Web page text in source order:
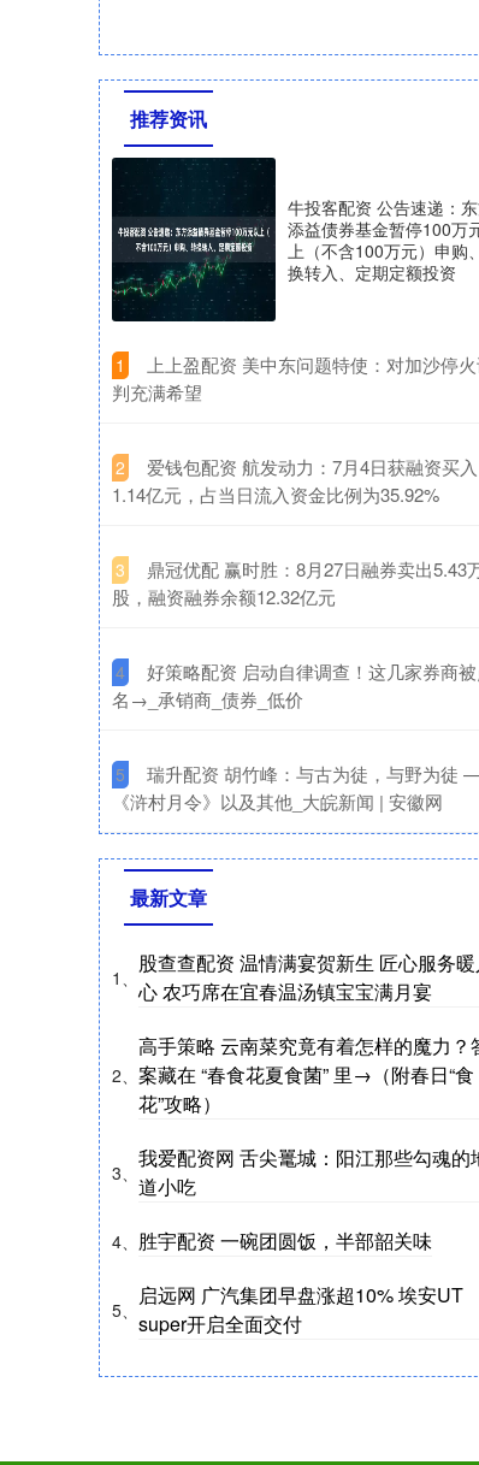
推荐资讯
牛投客配资 公告速递：
添益债券基金暂停100万
上（不含100万元）申购
换转入、定期定额投资
1
上上盈配资 美中东问题特使：对加沙停
判充满希望
2
​爱钱包配资 航发动力：7月4日获融资买入
1.14亿元，占当日流入资金比例为35.92%
3
鼎冠优配 赢时胜：8月27日融券卖出5.43
股，融资融券余额12.32亿元
4
好策略配资 启动自律调查！这几家券商
名→_承销商_债券_低价
5
瑞升配资 胡竹峰：与古为徒，与野为徒
《浒村月令》以及其他_大皖新闻 | 安徽网
最新文章
1、
股查查配资 温情满宴贺新生 匠心服务暖
心 农巧席在宜春温汤镇宝宝满月宴
2、
高手策略 云南菜究竟有着怎样的魔力？
案藏在 “春食花夏食菌” 里→（附春日“食
花”攻略）
3、
我爱配资网 舌尖鼍城：阳江那些勾魂的
道小吃
4、 胜宇配资 一碗团圆饭，半部韶关味
5、
启远网 广汽集团早盘涨超10% 埃安UT
super开启全面交付